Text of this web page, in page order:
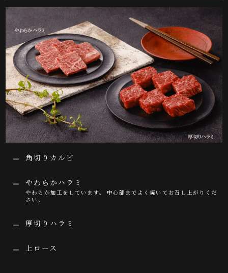
角切りカルビ
やわらかハラミ
やわらか加工をしています。 中心部までよく焼いてお召し上がりくだ
さい。
厚切りハラミ
上ロース